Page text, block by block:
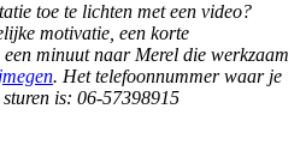
toe te lichten met een video?
motivatie, een korte
minuut naar Merel die werkzaam
. Het telefoonnummer waar je
is: 06-57398915